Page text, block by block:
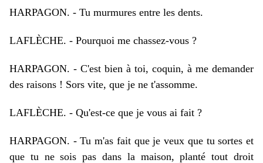
HARPAGON. - Tu murmures entre les dents.
LAFLÈCHE. - Pourquoi me chassez-vous ?
HARPAGON. - C'est bien à toi, coquin, à me demander
des raisons ! Sors vite, que je ne t'assomme.
LAFLÈCHE. - Qu'est-ce que je vous ai fait ?
HARPAGON. -Tu m'as fait que je veux que tu sortes et
que tu ne sois pas dans la maison, planté tout droit